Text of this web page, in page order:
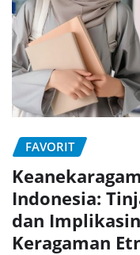
FAVORIT
Indonesia:
dan
Keragaman